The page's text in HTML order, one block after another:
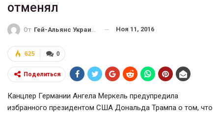
отменял
От Гей-Альянс Украина Ноя 11, 2016
0
625
Поделиться
Канцлер Германии Ангела Меркель предупредила
избранного президентом США Дональда Трампа о том, что